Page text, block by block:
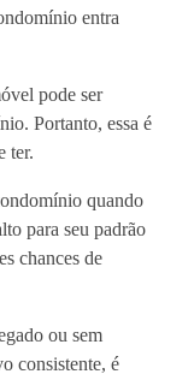
entra
pode ser
Portanto, essa é
ter.
quando
para seu padrão
chances de
ou sem
consistente, é